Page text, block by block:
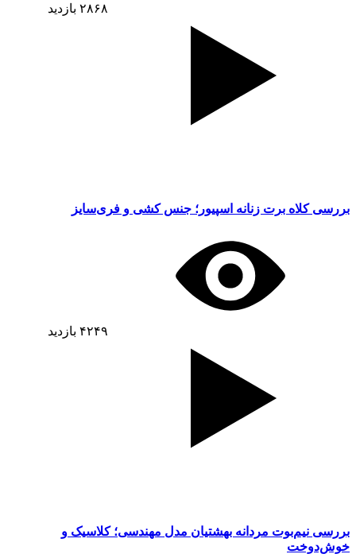
۲۸۶۸ بازدید
بررسی کلاه برت زنانه اسپیور؛ جنس کشی و فری‌سایز
۴۲۴۹ بازدید
بررسی نیم‌بوت مردانه بهشتیان مدل مهندسی؛ کلاسیک و
خوش‌دوخت